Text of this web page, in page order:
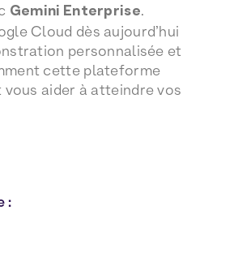
Gemini Enterprise.
Cloud dès aujourd’hui
personnalisée et
cette plateforme
aider à atteindre vos
: